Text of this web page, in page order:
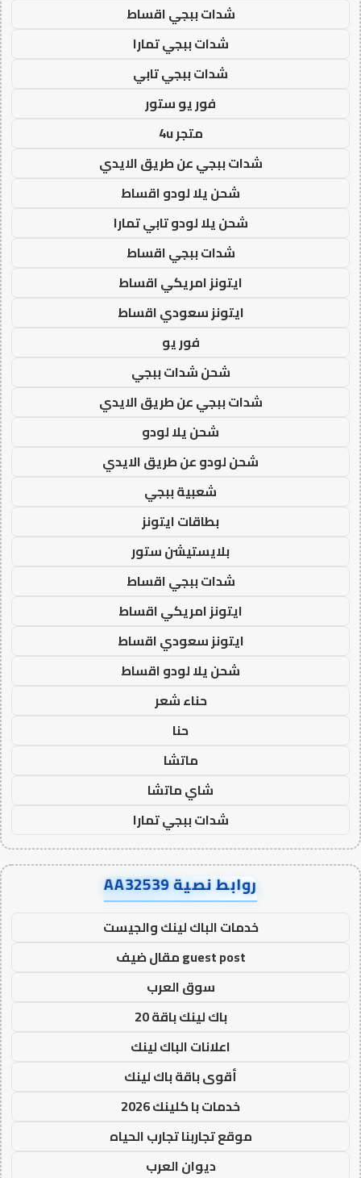
شدات ببجي اقساط
شدات ببجي تمارا
شدات ببجي تابي
فور يو ستور
متجر 4u
شدات ببجي عن طريق الايدي
شحن يلا لودو اقساط
شحن يلا لودو تابي تمارا
شدات ببجي اقساط
ايتونز امريكي اقساط
ايتونز سعودي اقساط
فور يو
شحن شدات ببجي
شدات ببجي عن طريق الايدي
شحن يلا لودو
شحن لودو عن طريق الايدي
شعبية ببجي
بطاقات ايتونز
بلايستيشن ستور
شدات ببجي اقساط
ايتونز امريكي اقساط
ايتونز سعودي اقساط
شحن يلا لودو اقساط
حناء شعر
حنا
ماتشا
شاي ماتشا
شدات ببجي تمارا
روابط نصية AA32539
خدمات الباك لينك والجيست
guest post مقال ضيف
سوق العرب
باك لينك باقة 20
اعلانات الباك لينك
أقوى باقة باك لينك
خدمات با كلينك 2026
موقع تجاربنا تجارب الحياه
ديوان العرب